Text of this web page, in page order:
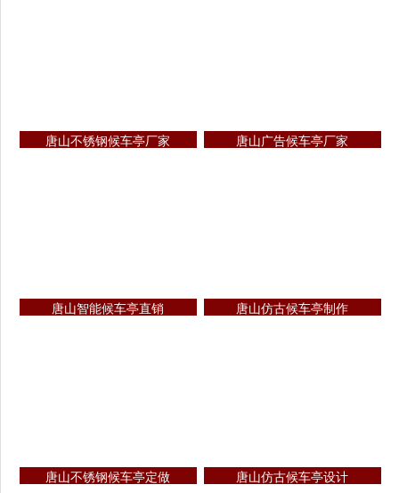
唐山不锈钢候车亭厂家 唐山广告候车亭厂家
唐山智能候车亭直销 唐山仿古候车亭制作
唐山不锈钢候车亭定做 唐山仿古候车亭设计